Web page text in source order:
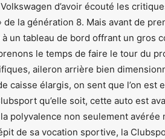
d’avoir écouté les
la génération 8. Mais avant de
un tableau de bord offrant un gros
le temps de faire le tour du
aileron arrière bien
caisse élargis, on sent que l’on est
qu’elle soit, cette auto est
la polyvalence non seulement
de sa vocation sportive, la